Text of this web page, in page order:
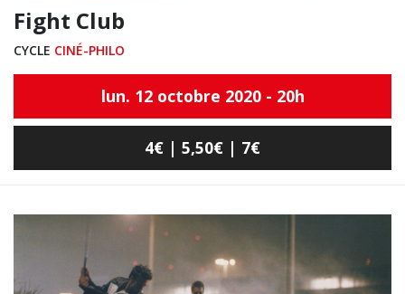
Fight Club
CYCLE CINÉ-PHILO
lun. 12 octobre 2020 - 20h
4€ | 5,50€ | 7€